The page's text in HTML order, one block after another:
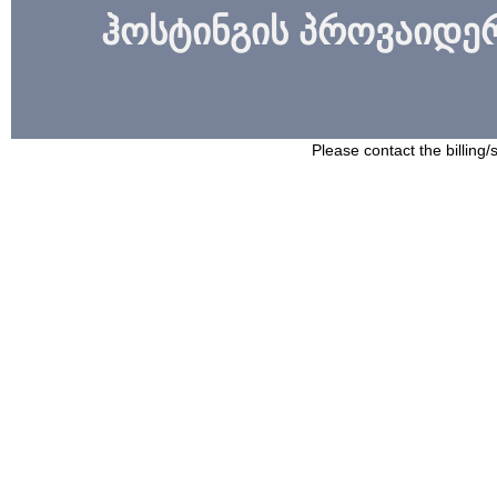
ჰოსტინგის
Please contact the